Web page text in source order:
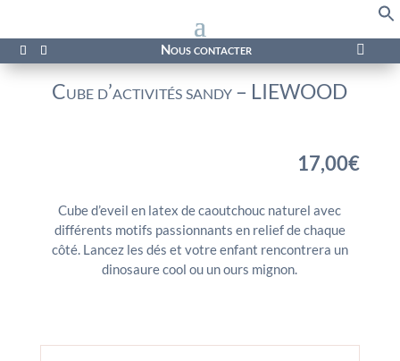
Nous contacter 
Cube d’activités sandy – LIEWOOD
17,00€
Cube d’eveil en latex de caoutchouc naturel avec
différents motifs passionnants en relief de chaque
côté. Lancez les dés et votre enfant rencontrera un
dinosaure cool ou un ours mignon.